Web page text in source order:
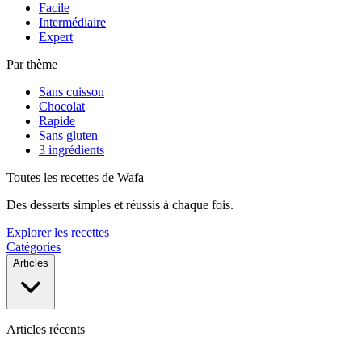
Facile
Intermédiaire
Expert
Par thème
Sans cuisson
Chocolat
Rapide
Sans gluten
3 ingrédients
Toutes les recettes de Wafa
Des desserts simples et réussis à chaque fois.
Explorer les recettes
Catégories
Articles
Articles récents